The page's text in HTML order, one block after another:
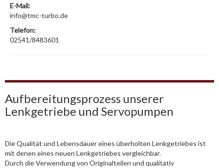
E-Mail:
info@tmc-turbo.de
Telefon:
02541/8483601
Aufbereitungsprozess unserer
Lenkgetriebe und Servopumpen
Die Qualität und Lebensdauer eines überholten Lenkgetriebes ist
mit denen eines neuen Lenkgetriebes vergleichbar.
Durch die Verwendung von Originalteilen und qualitativ